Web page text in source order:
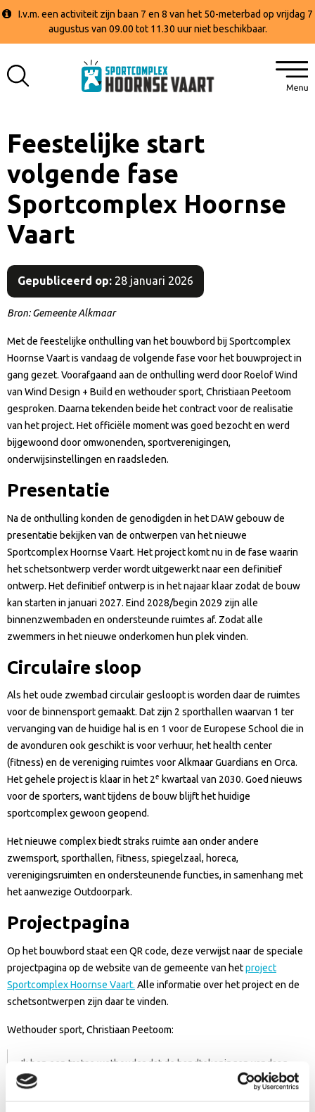
I.v.m. een activiteit zijn baan 7 en 8 van het 50-meterbad op vrijdag 7
augustus van 09.00 tot 11.30 uur niet beschikbaar.
Feestelijke start
volgende fase
Sportcomplex Hoornse
Vaart
Gepubliceerd op: 28 januari 2026
Bron: Gemeente Alkmaar
Met de feestelijke onthulling van het bouwbord bij Sportcomplex
Hoornse Vaart is vandaag de volgende fase voor het bouwproject in
gang gezet. Voorafgaand aan de onthulling werd door Roelof Wind
van Wind Design + Build en wethouder sport, Christiaan Peetoom
gesproken. Daarna tekenden beide het contract voor de realisatie
van het project. Het officiële moment was goed bezocht en werd
bijgewoond door omwonenden, sportverenigingen,
onderwijsinstellingen en raadsleden.
Presentatie
Na de onthulling konden de genodigden in het DAW gebouw de
presentatie bekijken van de ontwerpen van het nieuwe
Sportcomplex Hoornse Vaart. Het project komt nu in de fase waarin
het schetsontwerp verder wordt uitgewerkt naar een definitief
ontwerp. Het definitief ontwerp is in het najaar klaar zodat de bouw
kan starten in januari 2027. Eind 2028/begin 2029 zijn alle
binnenzwembaden en ondersteunde ruimtes af. Zodat alle
zwemmers in het nieuwe onderkomen hun plek vinden.
Circulaire sloop
Als het oude zwembad circulair gesloopt is worden daar de ruimtes
voor de binnensport gemaakt. Dat zijn 2 sporthallen waarvan 1 ter
vervanging van de huidige hal is en 1 voor de Europese School die in
de avonduren ook geschikt is voor verhuur, het health center
(fitness) en de vereniging ruimtes voor Alkmaar Guardians en Orca.
Het gehele project is klaar in het 2e kwartaal van 2030. Goed nieuws
voor de sporters, want tijdens de bouw blijft het huidige
sportcomplex gewoon geopend.
Het nieuwe complex biedt straks ruimte aan onder andere
zwemsport, sporthallen, fitness, spiegelzaal, horeca,
verenigingsruimten en ondersteunende functies, in samenhang met
het aanwezige Outdoorpark.
Projectpagina
Op het bouwbord staat een QR code, deze verwijst naar de speciale
projectpagina op de website van de gemeente van hetproject
Sportcomplex Hoornse Vaart. Alle informatie over het project en de
schetsontwerpen zijn daar te vinden.
Wethouder sport, Christiaan Peetoom:
Ik ben een trotse wethouder dat de handtekeningen vandaag
gezet zijn en dat het Sportcomplex Hoornse Vaart er echt gaat
komen. We gaan nu de volgende fase in met het doel om in